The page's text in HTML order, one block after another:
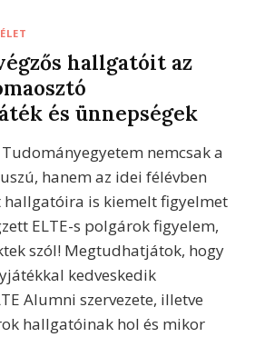
hallgatóit az
és ünnepségek
nemcsak a
hanem az idei félévben
is kiemelt figyelmet
ELTE-s polgárok figyelem,
szól! Megtudhatjátok, hogy
kedveskedik
Alumni szervezete, illetve
hallgatóinak hol és mikor